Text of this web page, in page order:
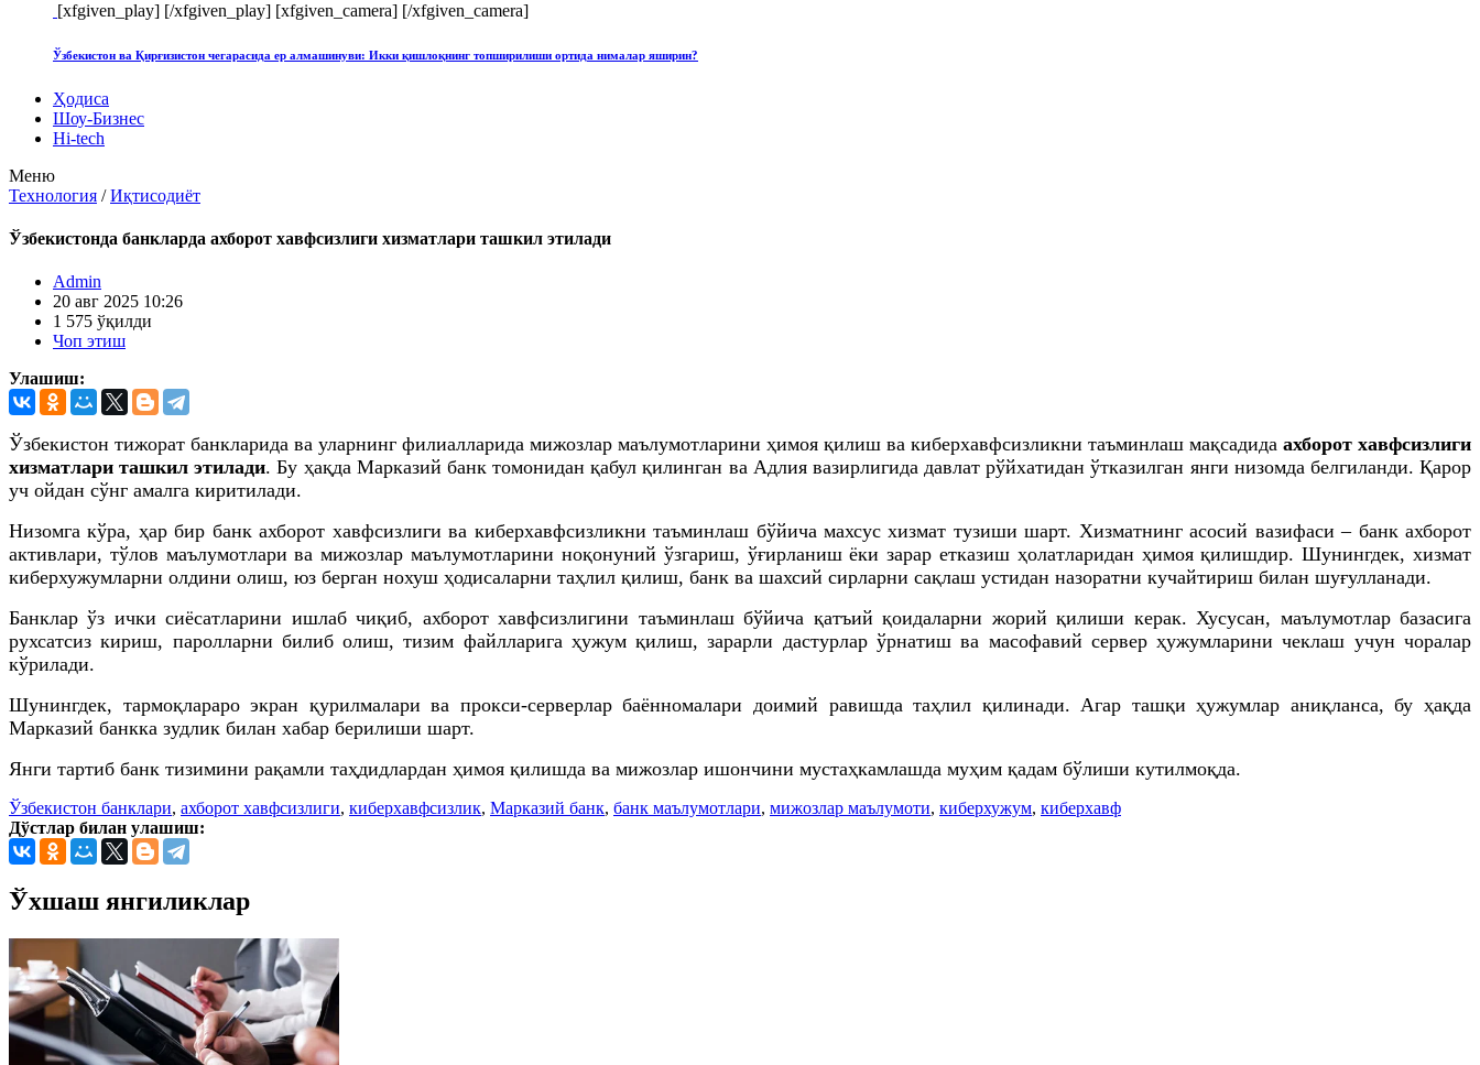
[xfgiven_play] [/xfgiven_play] [xfgiven_camera] [/xfgiven_camera]
Ўзбекистон ва Қирғизистон чегарасида ер алмашинуви: Икки қишлоқнинг топширилиши ортида нималар яширин?
Ҳодиса
Шоу-Бизнес
Hi-tech
Меню
Технология /Иқтисодиёт
Ўзбекистонда банкларда ахборот хавфсизлиги хизматлари ташкил этилади
Admin
20 авг 2025 10:26
1 575 ўқилди
Чоп этиш
Улашиш:
Ўзбекистон тижорат банкларида ва уларнинг филиалларида мижозлар маълумотларини ҳимоя қилиш ва киберхавфсизликни таъминлаш мақсадида ахборот хавфсизлиги
хизматлари ташкил этилади. Бу ҳақда Марказий банк томонидан қабул қилинган ва Адлия вазирлигида давлат рўйхатидан ўтказилган янги низомда белгиланди. Қарор
уч ойдан сўнг амалга киритилади.
Низомга кўра, ҳар бир банк ахборот хавфсизлиги ва киберхавфсизликни таъминлаш бўйича махсус хизмат тузиши шарт. Хизматнинг асосий вазифаси – банк ахборот
активлари, тўлов маълумотлари ва мижозлар маълумотларини ноқонуний ўзгариш, ўғирланиш ёки зарар етказиш ҳолатларидан ҳимоя қилишдир. Шунингдек, хизмат
киберхужумларни олдини олиш, юз берган нохуш ҳодисаларни таҳлил қилиш, банк ва шахсий сирларни сақлаш устидан назоратни кучайтириш билан шуғулланади.
Банклар ўз ички сиёсатларини ишлаб чиқиб, ахборот хавфсизлигини таъминлаш бўйича қатъий қоидаларни жорий қилиши керак. Хусусан, маълумотлар базасига
рухсатсиз кириш, паролларни билиб олиш, тизим файлларига ҳужум қилиш, зарарли дастурлар ўрнатиш ва масофавий сервер ҳужумларини чеклаш учун чоралар
кўрилади.
Шунингдек, тармоқлараро экран қурилмалари ва прокси-серверлар баённомалари доимий равишда таҳлил қилинади. Агар ташқи ҳужумлар аниқланса, бу ҳақда
Марказий банкка зудлик билан хабар берилиши шарт.
Янги тартиб банк тизимини рақамли таҳдидлардан ҳимоя қилишда ва мижозлар ишончини мустаҳкамлашда муҳим қадам бўлиши кутилмоқда.
Ўзбекистон банклари, ахборот хавфсизлиги, киберхавфсизлик, Марказий банк, банк маълумотлари, мижозлар маълумоти, киберхужум, киберхавф
Дўстлар билан улашиш:
Ўхшаш янгиликлар